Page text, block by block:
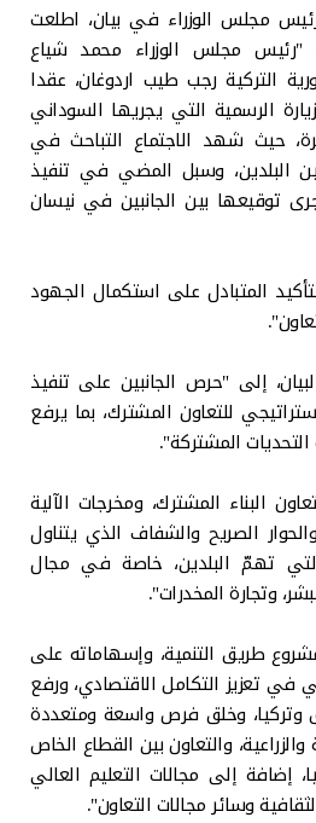
مجلس الوزراء في بيان، اطلعت
"رئيس مجلس الوزراء محمد شياع
التركية رجب طيب اردوغان، عقدا
الرسمية التي يجريها السوداني
حيث شهد الاجتماع التباحث في
البلدين، وسبل المضي في تنفيذ
توقيعها بين الجانبين في نيسان
المتبادل على استكمال الجهود
إلى "حرص الجانبين على تنفيذ
للتعاون المشترك، بما يرفع
المشتركة".
البناء المشترك، ومخرجات الآلية
الصريح والشفاف الذي يتناول
التي تهمّ البلدين، خاصة في مجال
وتجارة المخدرات".
طريق التنمية، وإسهاماته على
في تعزيز التكامل الاقتصادي، ورفع
وتركيا، وخلق فرص واسعة ومتعددة
والزراعية، والتعاون بين القطاع الخاص
إلى مجالات التعليم العالي
وسائر مجالات التعاون".